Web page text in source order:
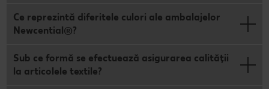
Ce reprezintă diferitele culori ale ambalajelor
Newcential®?
Sub ce formă se efectuează asigurarea calității
la articolele textile?